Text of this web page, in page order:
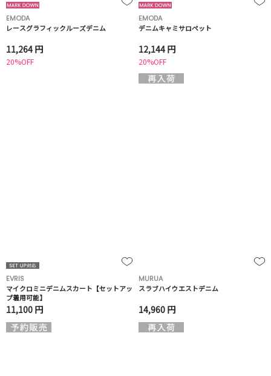
EMODA
レースグラフィックルーズデニム
11,264 円
20%OFF
EMODA
デニムキャミサロペット
12,144 円
20%OFF
EVRIS
マイクロミニデニムスカート【セットアッ
プ着用可能】
11,100 円
MURUA
スラブハイウエストデニム
14,960 円